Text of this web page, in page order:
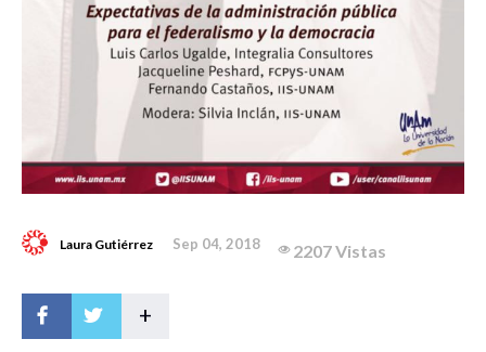
Laura Gutiérrez Sep 04, 2018 2207 Vistas
+